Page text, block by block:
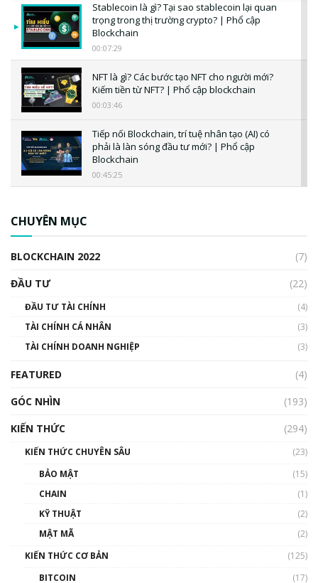
Stablecoin là gì? Tại sao stablecoin lại quan
trọng trong thị trường crypto? | Phổ cập
Blockchain
00:07:29
NFT là gì? Các bước tạo NFT cho người mới?
Kiếm tiền từ NFT? | Phổ cập blockchain
00:03:46
Tiếp nối Blockchain, trí tuệ nhân tạo (AI) có
phải là làn sóng đầu tư mới? | Phổ cập
Blockchain
00:45:25
00:02:14
Nhìn lại năm 2022: Những sự kiện ảnh hưởng
đến hệ sinh thái tiền mã hoá | Phổ cập
00:43:47
CHUYÊN MỤC
BLOCKCHAIN 2022
(7)
ĐẦU TƯ
(22)
ĐẦU TƯ TÀI CHÍNH
(4)
TÀI CHÍNH CÁ NHÂN
(3)
TÀI CHÍNH DOANH NGHIỆP
(3)
FEATURED
(4)
GÓC NHÌN
(193)
KIẾN THỨC
(294)
KIẾN THỨC CHUYÊN SÂU
(23)
BẢO MẬT
(15)
CHAIN
(1)
KỸ THUẬT
(2)
MẬT MÃ
(2)
KIẾN THỨC CƠ BẢN
(125)
BITCOIN
(17)